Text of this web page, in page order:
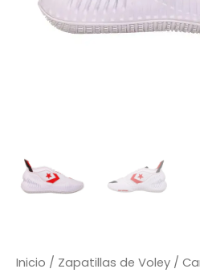
Inicio / Zapatillas de Voley /